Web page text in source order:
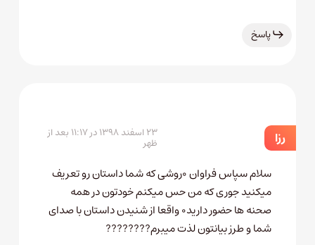
پاسخ
رزا ۲۳ اسفند ۱۳۹۸ در ۱۱:۱۷ بعد از
ظهر
سلام سپاس فراوان ۰روشی که شما داستان رو تعریف
میکنید جوری که من حس میکنم خودتون در همه
صحنه ها حضور دارید۰ واقعا از شنیدن داستان با صدای
شما و طرز بیانتون لذت میبرم????????